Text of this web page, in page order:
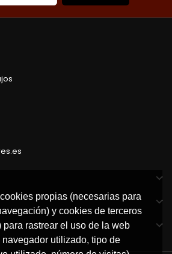
propias (necesarias para
y cookies de terceros
para rastrear el uso de la web
navegador utilizado, tipo de